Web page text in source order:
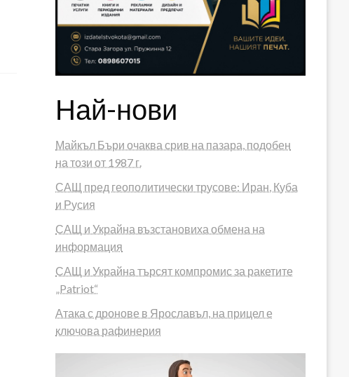
Най-нови
Майкъл Бъри очаква срив на пазара, подобен
на този от 1987 г.
САЩ пред геополитически трусове: Иран, Куба
и Русия
САЩ и Украйна възстановиха обмена на
информация
САЩ и Украйна търсят компромис за ракетите
„Patriot“
Атака с дронове в Ярославъл, на прицел е
ключова рафинерия